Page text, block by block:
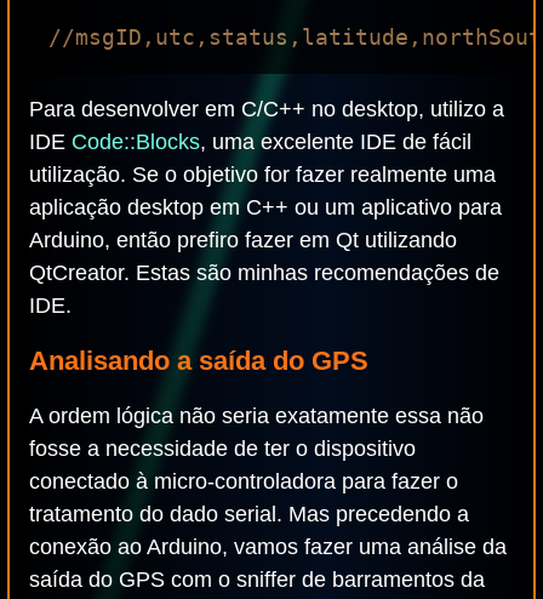
Para desenvolver em C/C++ no desktop, utilizo a
IDE Code::Blocks, uma excelente IDE de fácil
utilização. Se o objetivo for fazer realmente uma
aplicação desktop em C++ ou um aplicativo para
Arduino, então prefiro fazer em Qt utilizando
QtCreator. Estas são minhas recomendações de
IDE.
Analisando a saída do GPS
A ordem lógica não seria exatamente essa não
fosse a necessidade de ter o dispositivo
conectado à micro-controladora para fazer o
tratamento do dado serial. Mas precedendo a
conexão ao Arduino, vamos fazer uma análise da
saída do GPS com o sniffer de barramentos da